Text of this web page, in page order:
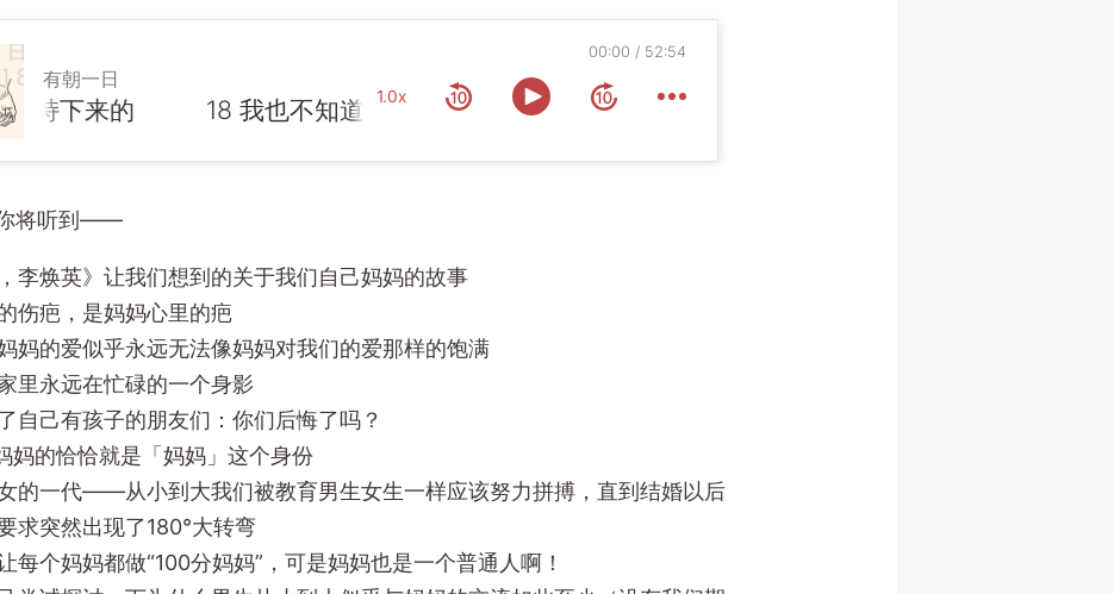
有朝一日
持下来的 1.0x
00:00 52:54
将听到——
，李焕英》让我们想到的关于我们自己妈妈的故事
伤疤，是妈妈心里的疤
妈的爱似乎永远无法像妈妈对我们的爱那样的饱满
里永远在忙碌的一个身影
自己有孩子的朋友们：你们后悔了吗？
妈的恰恰就是「妈妈」这个身份
的一代——从小到大我们被教育男生女生一样应该努力拼搏，直到结婚以后
求突然出现了180°大转弯
每个妈妈都做“100分妈妈”，可是妈妈也是一个普通人啊！